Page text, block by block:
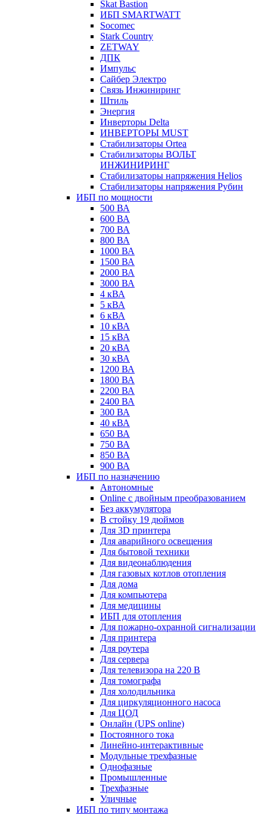
Skat Bastion
ИБП SMARTWATT
Socomec
Stark Country
ZETWAY
ДПК
Импульс
Сайбер Электро
Связь Инжиниринг
Штиль
Энергия
Инверторы Delta
ИНВЕРТОРЫ MUST
Стабилизаторы Ortea
Стабилизаторы ВОЛЬТ
ИНЖИНИРИНГ
Стабилизаторы напряжения Helios
Стабилизаторы напряжения Рубин
ИБП по мощности
500 ВА
600 ВА
700 ВА
800 ВА
1000 ВА
1500 ВА
2000 ВА
3000 ВА
4 кВА
5 кВА
6 кВА
10 кВА
15 кВА
20 кВА
30 кВА
1200 ВА
1800 ВА
2200 ВА
2400 ВА
300 ВА
40 кВА
650 ВА
750 ВА
850 ВА
900 ВА
ИБП по назначению
Автономные
Online с двойным преобразованием
Без аккумулятора
В стойку 19 дюймов
Для 3D принтера
Для аварийного освещения
Для бытовой техники
Для видеонаблюдения
Для газовых котлов отопления
Для дома
Для компьютера
Для медицины
ИБП для отопления
Для пожарно-охранной сигнализации
Для принтера
Для роутера
Для сервера
Для телевизора на 220 В
Для томографа
Для холодильника
Для циркуляционного насоса
Для ЦОД
Онлайн (UPS online)
Постоянного тока
Линейно-интерактивные
Модульные трехфазные
Однофазные
Промышленные
Трехфазные
Уличные
ИБП по типу монтажа